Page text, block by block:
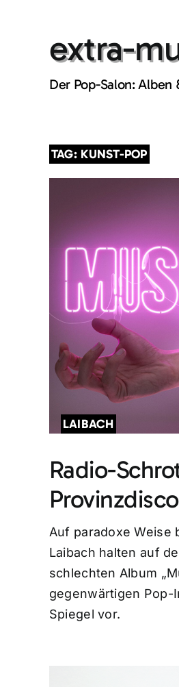
extra-
Der Pop-Salon: Alben
TAG: KUNST-POP
LAIBACH
Radio-
Provinzdisco
Auf paradoxe Weise
Laibach halten auf
schlechten Album
gegenwärtigen Pop-
Spiegel vor.